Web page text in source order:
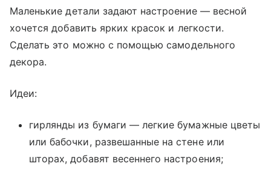
Маленькие детали задают настроение — весной
хочется добавить ярких красок и легкости.
Сделать это можно с помощью самодельного
декора.
Идеи:
гирлянды из бумаги — легкие бумажные цветы
или бабочки, развешанные на стене или
шторах, добавят весеннего настроения;